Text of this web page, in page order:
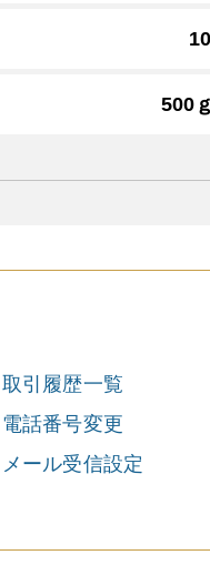
500
取引履歴一覧
電話番号変更
メール受信設定